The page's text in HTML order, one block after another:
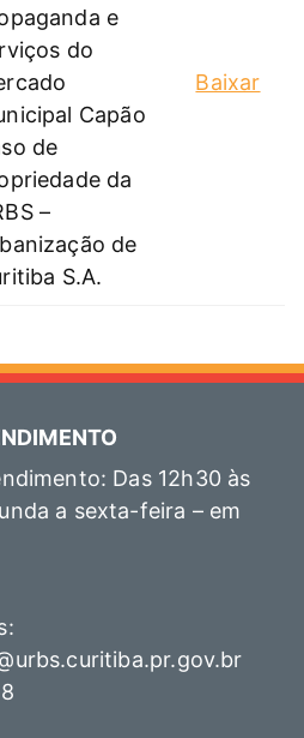
e
do
Capão
de
da
–
de
S.A.
Baixar
Das 12h30 às
a sexta-feira – em